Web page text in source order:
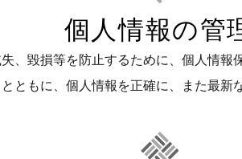
個人情報の管
、毀損等を防止するために、個人情
ともに、個人情報を正確に、また最新